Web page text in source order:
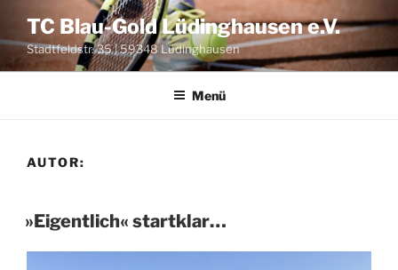
Inhalt
springen
TC Blau-Gold Lüdinghausen e.V.
Stadtfeldstr. 35 | 59348 Lüdinghausen
Menü
AUTOR:
VERÖFFENTLICHT
AM
»Eigentlich« startklar…